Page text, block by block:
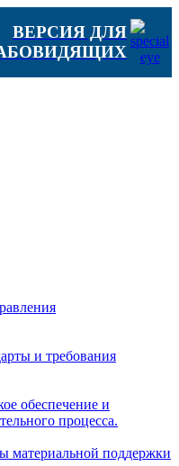
ВЕРСИЯ ДЛЯ
и требования
обеспечение и
процесса.
материальной поддержки